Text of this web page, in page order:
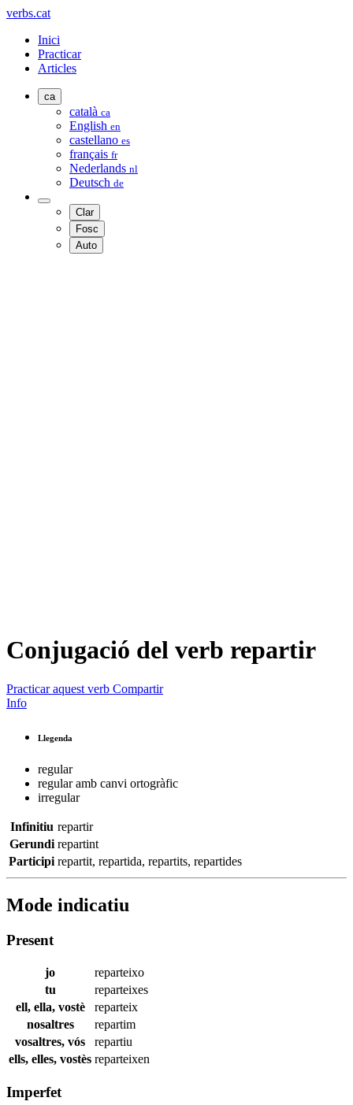
verbs.cat
Inici
Practicar
Articles
ca
català ca
English en
castellano es
français fr
Nederlands nl
Deutsch de
Clar
Fosc
Auto
Conjugació del verb repartir
Practicar aquest verb Compartir
Info
Llegenda
regular
regular amb canvi ortogràfic
irregular
Infinitiu repartir
Gerundi repartint
Participi repartit, repartida, repartits, repartides
Mode indicatiu
Present
jo
reparteixo
tu
reparteixes
ell, ella, vostè
reparteix
nosaltres
repartim
vosaltres, vós
repartiu
ells, elles, vostès reparteixen
Imperfet